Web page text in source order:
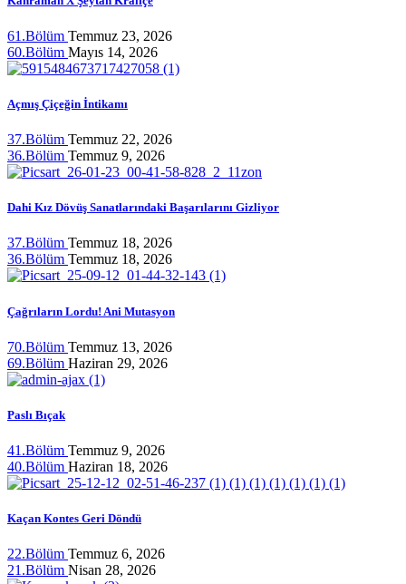
61.Bölüm Temmuz 23, 2026
60.Bölüm Mayıs 14, 2026
Açmış Çiçeğin İntikamı
37.Bölüm Temmuz 22, 2026
36.Bölüm Temmuz 9, 2026
Dahi Kız Dövüş Sanatlarındaki Başarılarını Gizliyor
37.Bölüm Temmuz 18, 2026
36.Bölüm Temmuz 18, 2026
Çağrıların Lordu! Ani Mutasyon
70.Bölüm Temmuz 13, 2026
69.Bölüm Haziran 29, 2026
Paslı Bıçak
41.Bölüm Temmuz 9, 2026
40.Bölüm Haziran 18, 2026
Kaçan Kontes Geri Döndü
22.Bölüm Temmuz 6, 2026
21.Bölüm Nisan 28, 2026